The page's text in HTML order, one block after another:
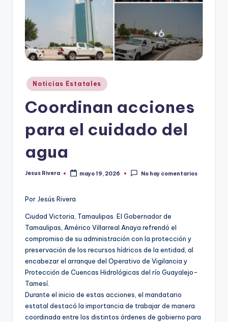
Publicado
en
Noticias Estatales
Coordinan acciones
para el cuidado del
agua
Publicado
Jesus Rivera mayo 19, 2026 No hay comentarios
Por Jesús Rivera
Ciudad Victoria, Tamaulipas. El Gobernador de
Tamaulipas, Américo Villarreal Anaya refrendó el
compromiso de su administración con la protección y
preservación de los recursos hídricos de la entidad, al
encabezar el arranque del Operativo de Vigilancia y
Protección de Cuencas Hidrológicas del río Guayalejo-
Tamesí.
Durante el inicio de estas acciones, el mandatario
estatal destacó la importancia de trabajar de manera
coordinada entre los distintos órdenes de gobierno para